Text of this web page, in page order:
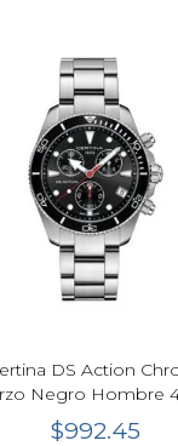
DS Action
Negro Hombre
C048.417.11.051.00
$992.45